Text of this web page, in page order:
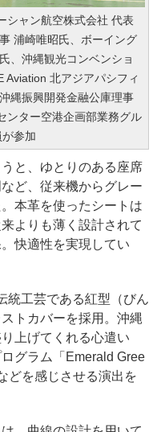
シャン航空株式会社 代表
浦崎唯昭氏、ボーイング
、沖縄観光コンベンショ
Aviation 北アジアパシフィ
縄振興開発金融公庫理事
ンター空港企画部業務グル
参加
と、ゆとりのある座席
ど、従来機からグレー
本革を使ったシートは
よりも薄く設計されて
快適性を実現してい
工芸である紅型（びん
トカバーを採用。沖縄
上げてくれる心遣い
グラム「Emerald Gree
どを感じさせる演出を